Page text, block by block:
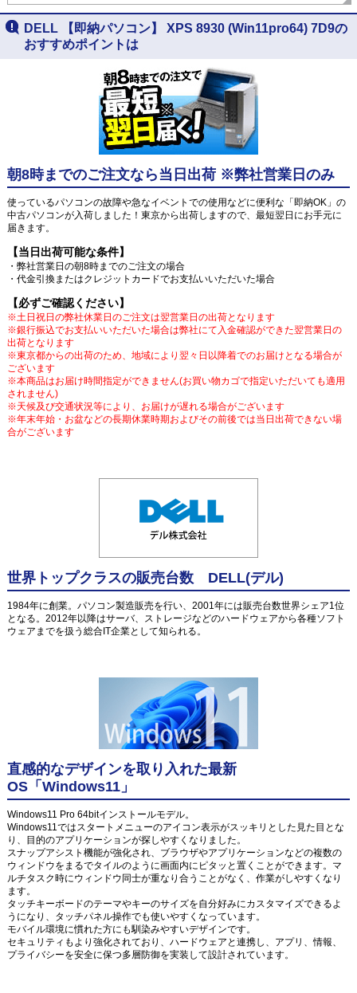
DELL 【即納パソコン】 XPS 8930 (Win11pro64) 7D9の
おすすめポイントは
朝8時までのご注文なら当日出荷 ※弊社営業日のみ
使っているパソコンの故障や急なイベントでの使用などに便利な「即納OK」の
中古パソコンが入荷しました！東京から出荷しますので、最短翌日にお手元に
届きます。
【当日出荷可能な条件】
・弊社営業日の朝8時までのご注文の場合
・代金引換またはクレジットカードでお支払いいただいた場合
【必ずご確認ください】
※土日祝日の弊社休業日のご注文は翌営業日の出荷となります
※銀行振込でお支払いいただいた場合は弊社にて入金確認ができた翌営業日の
出荷となります
※東京都からの出荷のため、地域により翌々日以降着でのお届けとなる場合が
ございます
※本商品はお届け時間指定ができません(お買い物カゴで指定いただいても適用
されません)
※天候及び交通状況等により、お届けが遅れる場合がございます
※年末年始・お盆などの長期休業時期およびその前後では当日出荷できない場
合がございます
世界トップクラスの販売台数 DELL(デル)
1984年に創業。パソコン製造販売を行い、2001年には販売台数世界シェア1位
となる。2012年以降はサーバ、ストレージなどのハードウェアから各種ソフト
ウェアまでを扱う総合IT企業として知られる。
直感的なデザインを取り入れた最新
OS「Windows11」
Windows11 Pro 64bitインストールモデル。
Windows11ではスタートメニューのアイコン表示がスッキリとした見た目とな
り、目的のアプリケーションが探しやすくなりました。
スナップアシスト機能が強化され、ブラウザやアプリケーションなどの複数の
ウィンドウをまるでタイルのように画面内にピタッと置くことができます。マ
ルチタスク時にウィンドウ同士が重なり合うことがなく、作業がしやすくなり
ます。
タッチキーボードのテーマやキーのサイズを自分好みにカスタマイズできるよ
うになり、タッチパネル操作でも使いやすくなっています。
モバイル環境に慣れた方にも馴染みやすいデザインです。
セキュリティもより強化されており、ハードウェアと連携し、アプリ、情報、
プライバシーを安全に保つ多層防御を実装して設計されています。